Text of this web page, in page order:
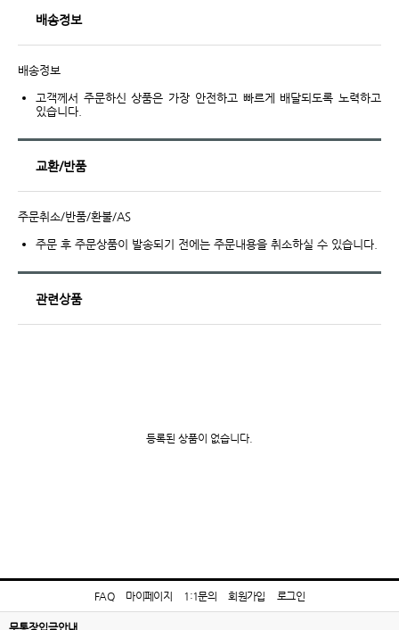
배송정보
배송정보
고객께서 주문하신 상품은 가장 안전하고 빠르게 배달되도록 노력하고
있습니다.
교환/반품
주문취소/반품/환불/AS
주문 후 주문상품이 발송되기 전에는 주문내용을 취소하실 수 있습니다.
관련상품
등록된 상품이 없습니다.
FAQ 마이페이지 1:1문의 회원가입 로그인